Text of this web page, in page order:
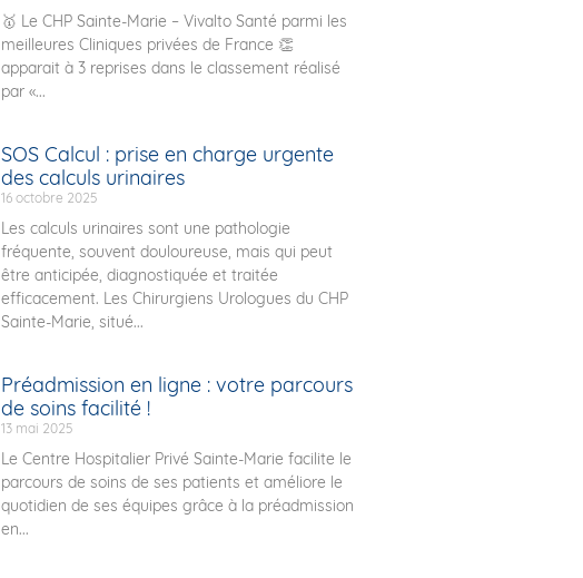
🥇 Le CHP Sainte-Marie – Vivalto Santé parmi les
meilleures Cliniques privées de France 👏
apparait à 3 reprises dans le classement réalisé
par «...
SOS Calcul : prise en charge urgente
des calculs urinaires
16 octobre 2025
Les calculs urinaires sont une pathologie
fréquente, souvent douloureuse, mais qui peut
être anticipée, diagnostiquée et traitée
efficacement. Les Chirurgiens Urologues du CHP
Sainte-Marie, situé...
Préadmission en ligne : votre parcours
de soins facilité !
13 mai 2025
Le Centre Hospitalier Privé Sainte-Marie facilite le
parcours de soins de ses patients et améliore le
quotidien de ses équipes grâce à la préadmission
en...